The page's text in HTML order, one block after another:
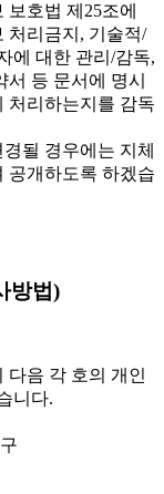
호법 제25조에
처리금지, 기술적/
에 대한 관리/감독,
등 문서에 명시
처리하는지를 감독
될 경우에는 지체
공개하도록 하겠습
방법)
음 각 호의 개인
니다.